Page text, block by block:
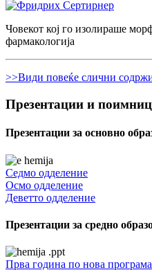
Човекот кој го изолираше
фармакологија
>>Види повеќе слични
Презентации и
Презентации за основно
Седмо одделение
Осмо одделение
Деветто одделение
Презентации за средно
Прва година по нова